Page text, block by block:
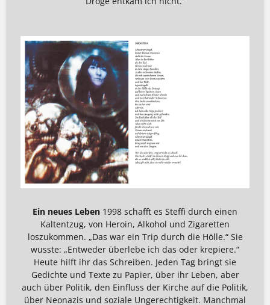
Ein neues Leben 1998 schafft es Steffi durch einen
Kaltentzug, von Heroin, Alkohol und Zigaretten
loszukommen. „Das war ein Trip durch die Hölle.“ Sie
wusste: „Entweder überlebe ich das oder krepiere.“
Heute hilft ihr das Schreiben. Jeden Tag bringt sie
Gedichte und Texte zu Papier, über ihr Leben, aber
auch über Politik, den Einfluss der Kirche auf die Politik,
über Neonazis und soziale Ungerechtigkeit. Manchmal